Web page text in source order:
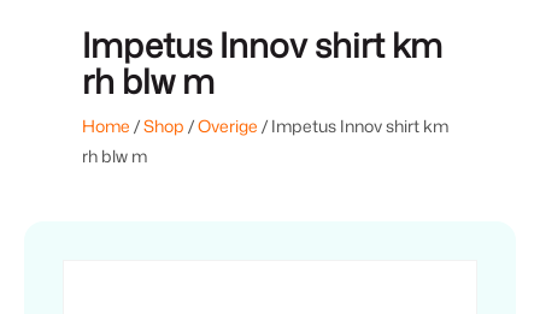
Impetus Innov shirt km
rh blw m
Home /Shop /Overige / Impetus Innov shirt km
rh blw m